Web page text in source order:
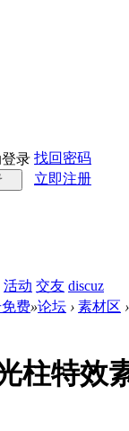
录 找回密码
立即注册
活动 交友 discuz
费»论坛 › 素材区 ›
柱特效